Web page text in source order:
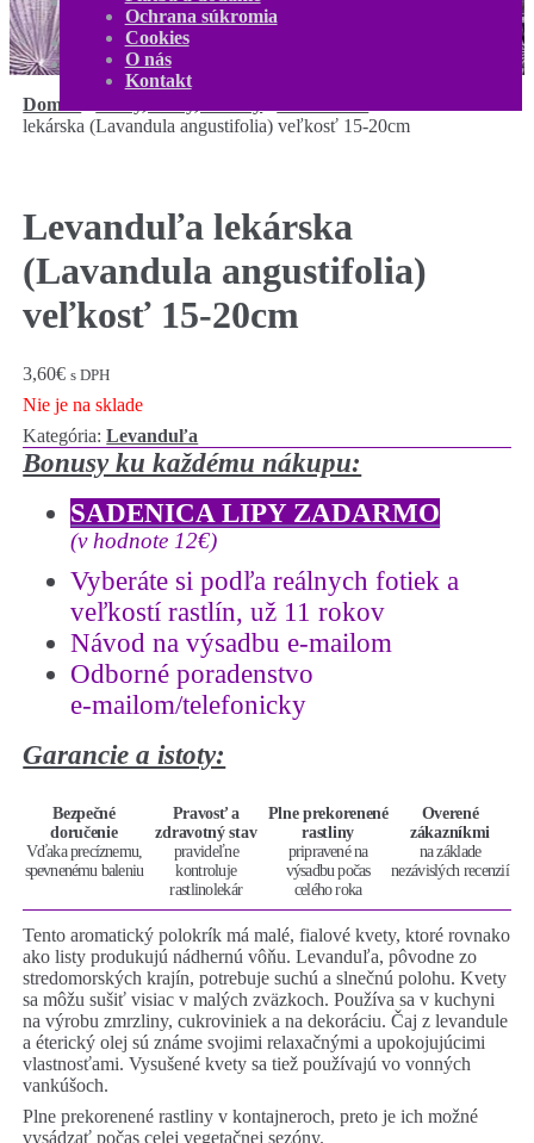
Ochrana súkromia
Cookies
O nás
Kontakt
€ 0 produktov
Domov
lekárska (Lavandula angustifolia) veľkosť 15-20cm
Levanduľa lekárska
(Lavandula angustifolia)
veľkosť 15-20cm
3,60€ s DPH
Nie je na sklade
Kategória:Levanduľa
Bonusy ku každému nákupu:
SADENICA LIPY ZADARMO
(v hodnote 12€)
Vyberáte si podľa reálnych fotiek a
veľkostí rastlín, už 11 rokov
Návod na výsadbu e-mailom
Odborné poradenstvo
e-mailom/telefonicky
Garancie a istoty:
Bezpečné
doručenie
Vďaka precíznemu,
spevnenému baleniu
Pravosť a
zdravotný stav
pravideľne
kontroluje
rastlinolekár
Plne prekorenené
rastliny
pripravené na
výsadbu počas
celého roka
Overené
zákazníkmi
na základe
nezávislých recenzií
Tento aromatický polokrík má malé, fialové kvety, ktoré rovnako
ako listy produkujú nádhernú vôňu. Levanduľa, pôvodne zo
stredomorských krajín, potrebuje suchú a slnečnú polohu. Kvety
sa môžu sušiť visiac v malých zväzkoch. Používa sa v kuchyni
na výrobu zmrzliny, cukroviniek a na dekoráciu. Čaj z levandule
a éterický olej sú známe svojimi relaxačnými a upokojujúcimi
vlastnosťami. Vysušené kvety sa tiež používajú vo vonných
vankúšoch.
Plne prekorenené rastliny v kontajneroch, preto je ich možné
vysádzať počas celej vegetačnej sezóny.